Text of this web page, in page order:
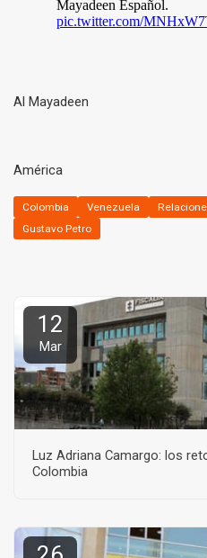
Al Mayadeen
América
Colombia Venezuela
Gustavo Petro
12
Mar
Luz Adriana Camargo: los
Colombia